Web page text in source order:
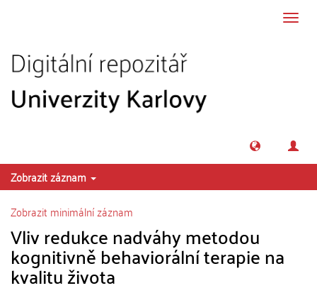
Zobrazit záznam
Zobrazit minimální záznam
Vliv redukce nadváhy metodou
kognitivně behaviorální terapie na
kvalitu života